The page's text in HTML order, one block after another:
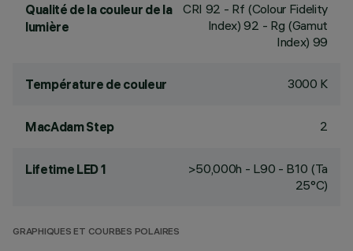
Qualité de la couleur de la
lumière
CRI 92 - Rf (Colour Fidelity
Index) 92 - Rg (Gamut
Index) 99
Température de couleur 3000 K
MacAdam Step 2
Lifetime LED 1
>50,000h - L90 - B10 (Ta
25°C)
GRAPHIQUES ET COURBES POLAIRES